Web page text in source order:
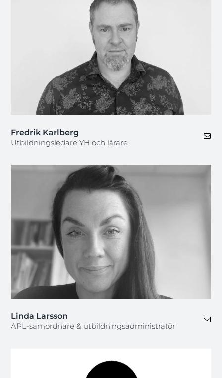
Fredrik Karlberg
Utbildningsledare YH och lärare
Linda Larsson
APL-samordnare & utbildningsadministratör